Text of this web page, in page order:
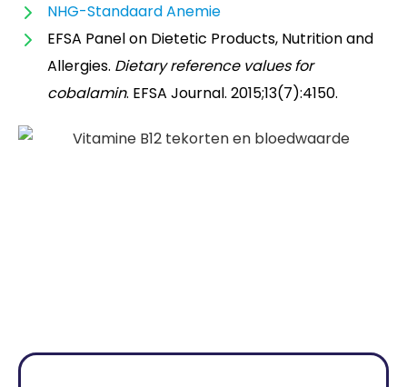
NHG-Standaard Anemie
EFSA Panel on Dietetic Products, Nutrition and
Allergies. Dietary reference values for
cobalamin. EFSA Journal. 2015;13(7):4150.